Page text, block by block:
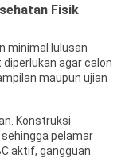
Fisik
minimal lulusan
agar calon
maupun ujian
Konstruksi
pelamar
aktif, gangguan